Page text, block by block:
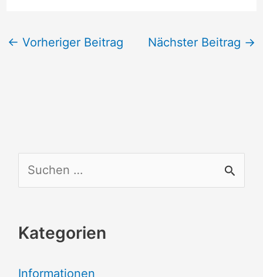
← Vorheriger Beitrag Nächster Beitrag →
u
h
Kategorien
Informationen